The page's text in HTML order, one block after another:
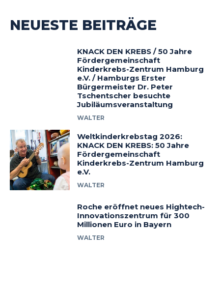
NEUESTE BEITRÄGE
KNACK DEN KREBS / 50 Jahre
Fördergemeinschaft
Kinderkrebs-Zentrum Hamburg
e.V. / Hamburgs Erster
Bürgermeister Dr. Peter
Tschentscher besuchte
Jubiläumsveranstaltung
WALTER
Weltkinderkrebstag 2026:
KNACK DEN KREBS: 50 Jahre
Fördergemeinschaft
Kinderkrebs-Zentrum Hamburg
e.V.
WALTER
Roche eröffnet neues Hightech-
Innovationszentrum für 300
Millionen Euro in Bayern
WALTER